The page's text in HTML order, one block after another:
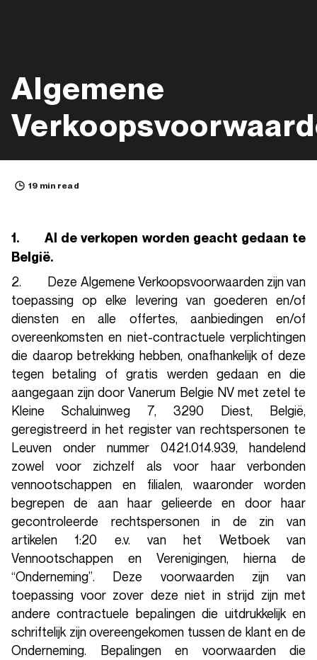
Algemene
19 min read
1. Al de verkopen worden geacht gedaan te
België.
2. Deze Algemene Verkoopsvoorwaarden zijn van
toepassing op elke levering van goederen en/of
diensten en alle offertes, aanbiedingen en/of
overeenkomsten en niet-contractuele verplichtingen
die daarop betrekking hebben, onafhankelijk of deze
tegen betaling of gratis werden gedaan en die
aangegaan zijn door Vanerum Belgie NV met zetel te
Kleine Schaluinweg 7, 3290 Diest, België,
geregistreerd in het register van rechtspersonen te
Leuven onder nummer 0421.014.939, handelend
zowel voor zichzelf als voor haar verbonden
vennootschappen en filialen, waaronder worden
begrepen de aan haar gelieerde en door haar
gecontroleerde rechtspersonen in de zin van
artikelen 1:20 e.v. van het Wetboek van
Vennootschappen en Verenigingen, hierna de
“Onderneming”. Deze voorwaarden zijn van
toepassing voor zover deze niet in strijd zijn met
andere contractuele bepalingen die uitdrukkelijk en
schriftelijk zijn overeengekomen tussen de klant en de
Onderneming. Bepalingen en voorwaarden die